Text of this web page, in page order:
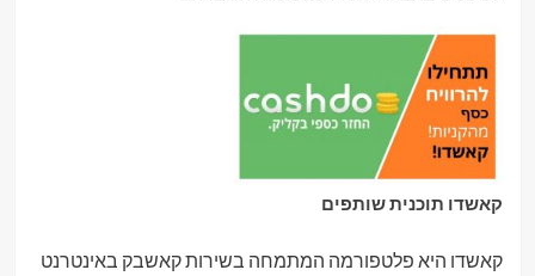
קאשדו תוכנית שותפים
קאשדו היא פלטפורמה המתמחה בשירות קאשבק באינטרנט